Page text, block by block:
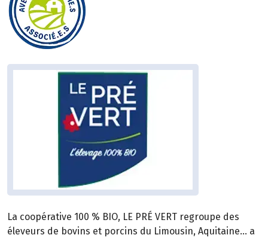
La coopérative 100 % BIO, LE PRÉ VERT regroupe des
éleveurs de bovins et porcins du Limousin, Aquitaine… a